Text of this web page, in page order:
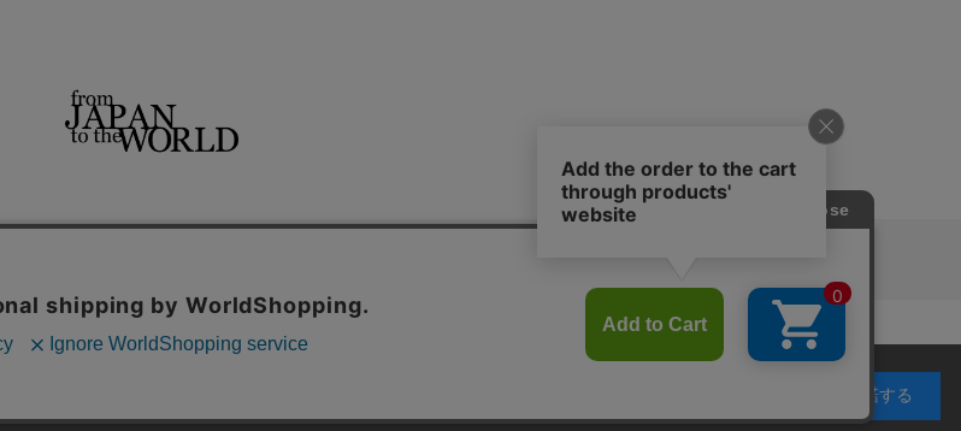
CONZ UNITED TOKYO PUBLIC TOKYO
イトの使用状況の分析からマーケティング活動に利用することを目的としています。 プライバシーポリ
承諾する